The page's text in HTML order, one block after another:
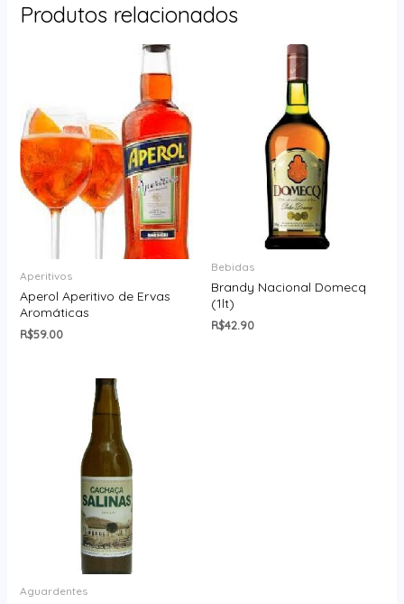
Produtos relacionados
Aperitivos
Aperol Aperitivo de Ervas
Aromáticas
R$59.00
Bebidas
Brandy Nacional Domecq
(1lt)
R$42.90
Aguardentes